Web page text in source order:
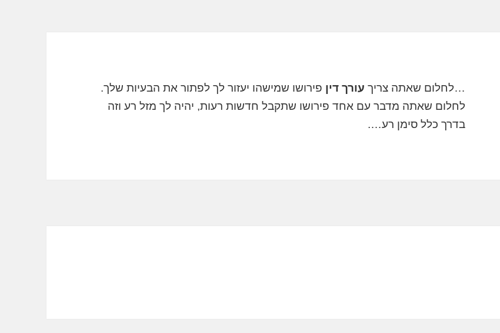
…לחלום שאתה צריך עורך דין פירושו שמישהו יעזור לך לפתור את הבעיות שלך.
לחלום שאתה מדבר עם אחד פירושו שתקבל חדשות רעות, יהיה לך מזל רע וזה
בדרך כלל סימן רע….